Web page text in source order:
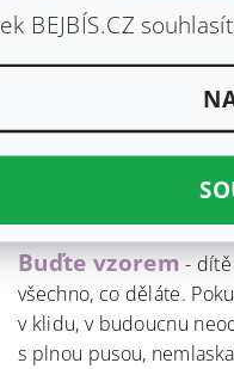
Jak s
Rad a doporučeních je
Buďte vzorem-
všechno, co děláte.
v klidu, v budoucnu
s plnou pusou,
BEJBÍS.CZ